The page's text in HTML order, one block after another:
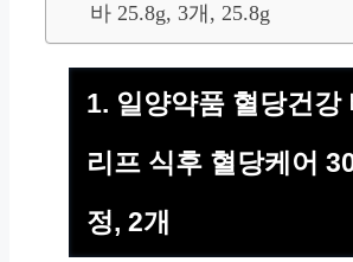
바 25.8g, 3개, 25.8g
1. 일양약품 혈당건강
리프 식후 혈당케어
정, 2개